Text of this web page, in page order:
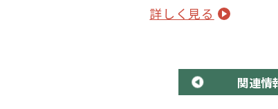
詳しく見る
関連情